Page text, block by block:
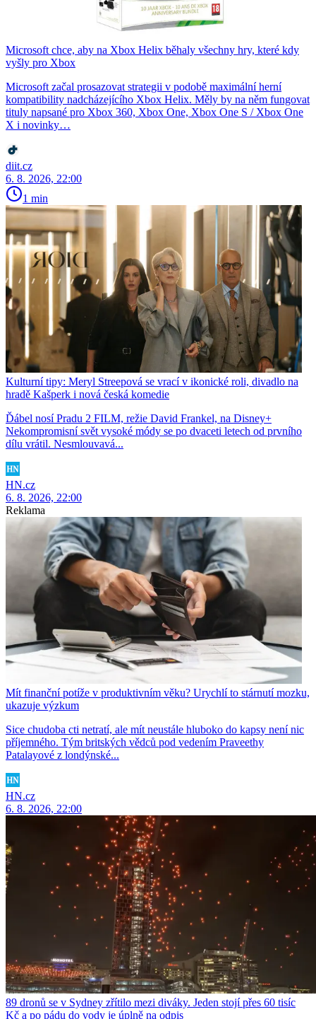
Microsoft chce, aby na Xbox Helix běhaly všechny hry, které kdy
vyšly pro Xbox
Microsoft začal prosazovat strategii v podobě maximální herní
kompatibility nadcházejícího Xbox Helix. Měly by na něm fungovat
tituly napsané pro Xbox 360, Xbox One, Xbox One S / Xbox One
X i novinky…
diit.cz
6. 8. 2026, 22:00
1 min
Kulturní tipy: Meryl Streepová se vrací v ikonické roli, divadlo na
hradě Kašperk i nová česká komedie
Ďábel nosí Pradu 2 FILM, režie David Frankel, na Disney+
Nekompromisní svět vysoké módy se po dvaceti letech od prvního
dílu vrátil. Nesmlouvavá...
HN.cz
6. 8. 2026, 22:00
Reklama
Mít finanční potíže v produktivním věku? Urychlí to stárnutí mozku,
ukazuje výzkum
Sice chudoba cti netratí, ale mít neustále hluboko do kapsy není nic
příjemného. Tým britských vědců pod vedením Praveethy
Patalayové z londýnské...
HN.cz
6. 8. 2026, 22:00
89 dronů se v Sydney zřítilo mezi diváky. Jeden stojí přes 60 tisíc
Kč a po pádu do vody je úplně na odpis